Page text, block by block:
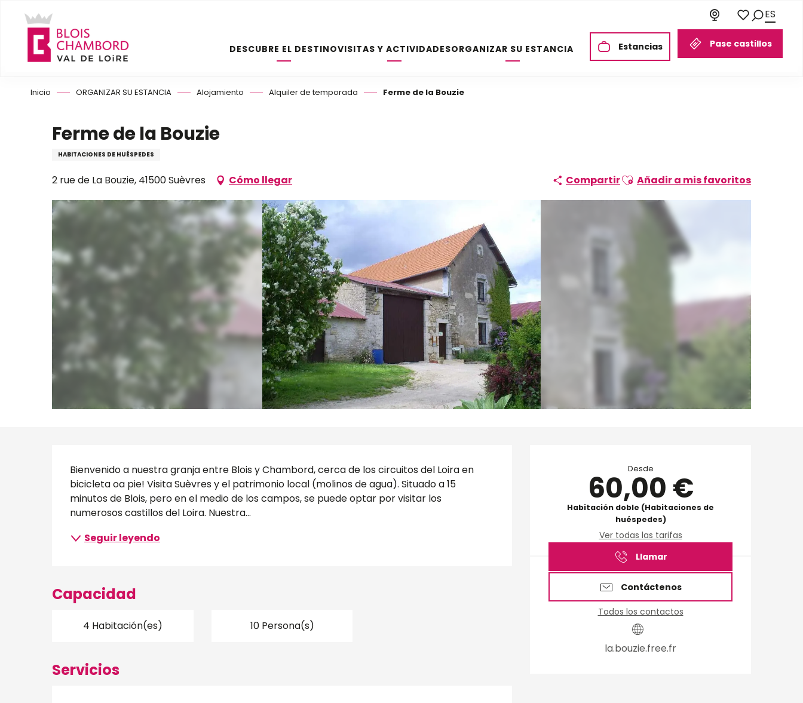
contenu
principal
Pase castillos
Estancias
Voir les
Buscar
ES
DESCUBRE EL DESTINOVISITAS Y ACTIVIDADESORGANIZAR SU ESTANCIA
Inicio ORGANIZAR SU ESTANCIA Alojamiento Alquiler de temporada Ferme de la Bouzie
Ferme de la Bouzie
HABITACIONES DE HUÉSPEDES
2 rue de La Bouzie, 41500 Suèvres Cómo llegar CompartirAjouter aux favoris
Añadir a mis favoritos
Horarios y datos de
Desde
60,00 €
Habitación doble (Habitaciones de
huéspedes)
Ver todas las tarifas
Llamar
Contáctenos
Todos los contactos
la.bouzie.free.fr
Descripción
Bienvenido a nuestra granja entre Blois y Chambord, cerca de los circuitos del Loira en
bicicleta oa pie! Visita Suèvres y el patrimonio local (molinos de agua). Situado a 15
minutos de Blois, pero en el medio de los campos, se puede optar por visitar los
numerosos castillos del Loira. Nuestra...
Seguir leyendo
Capacidad
4 Habitación(es) 10 Persona(s)
Servicios